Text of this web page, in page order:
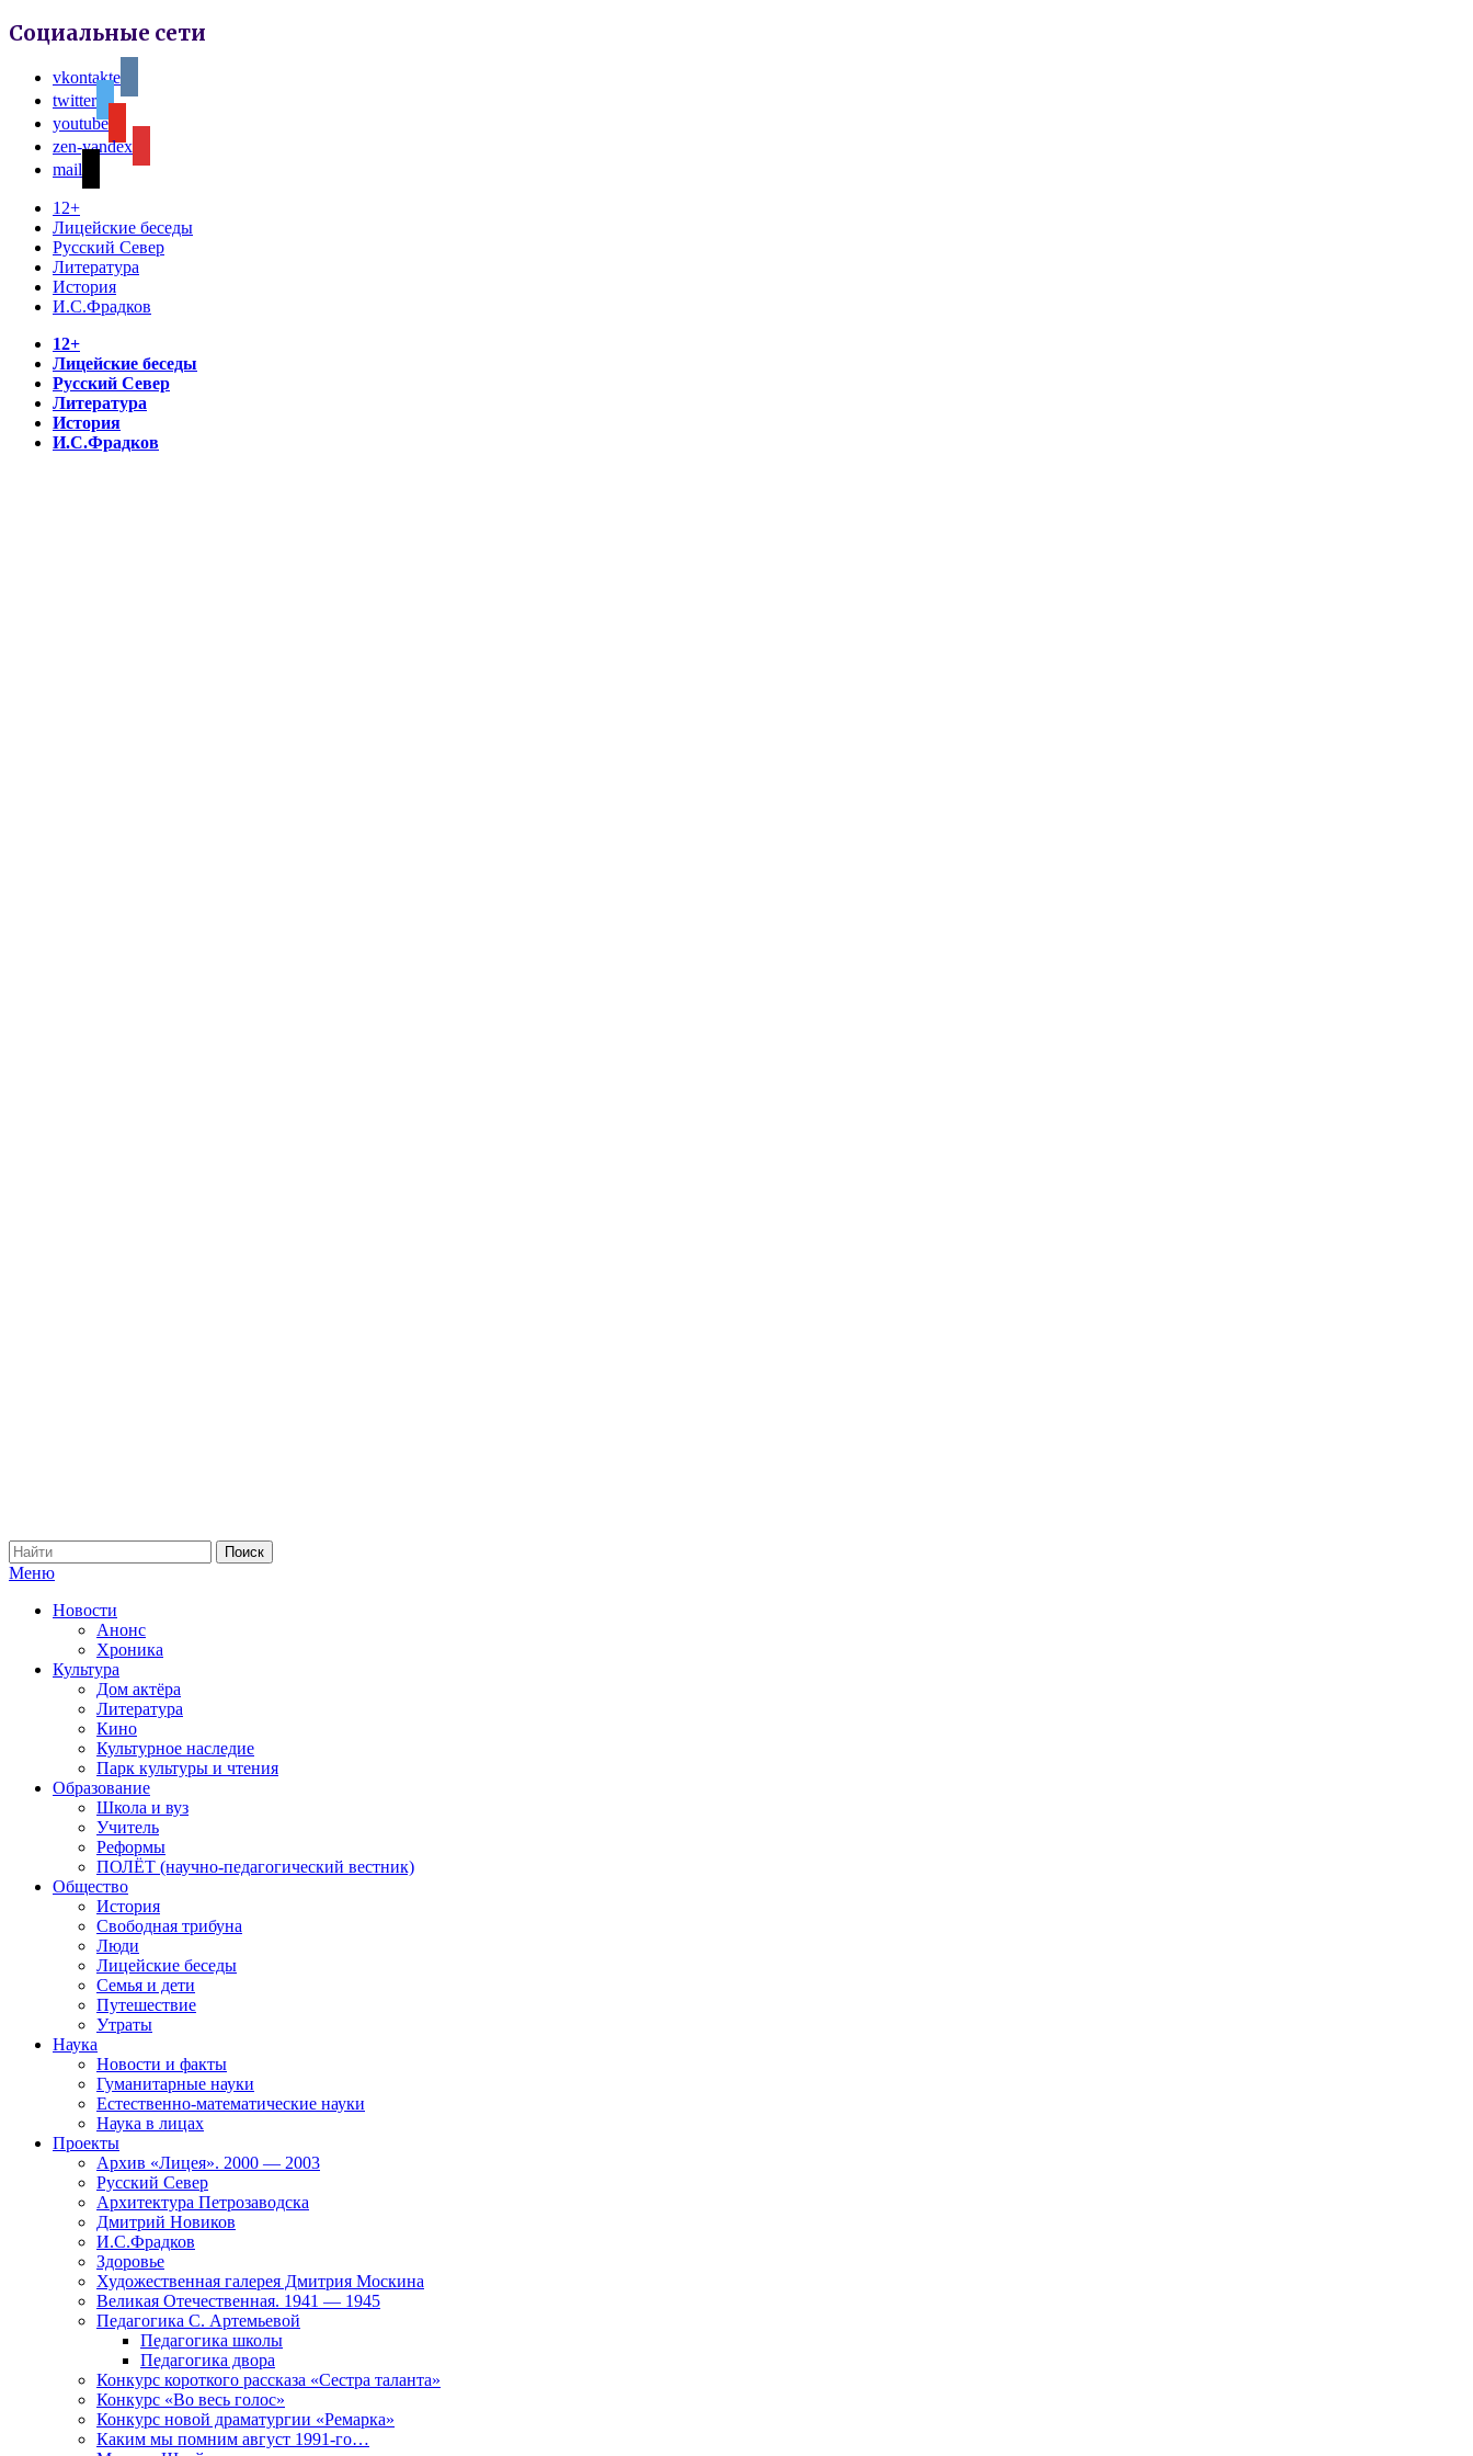
Социальные сети
vkontakte
twitter
youtube
zen-yandex
mail
12+
Лицейские беседы
Русский Север
Литература
История
И.С.Фрадков
12+
Лицейские беседы
Русский Север
Литература
История
И.С.Фрадков
Меню
Новости
Анонс
Хроника
Культура
Дом актёра
Литература
Кино
Культурное наследие
Парк культуры и чтения
Образование
Школа и вуз
Учитель
Реформы
ПОЛЁТ (научно-педагогический вестник)
Общество
История
Свободная трибуна
Люди
Лицейские беседы
Семья и дети
Путешествие
Утраты
Наука
Новости и факты
Гуманитарные науки
Естественно-математические науки
Наука в лицах
Проекты
Архив «Лицея». 2000 — 2003
Русский Север
Архитектура Петрозаводска
Дмитрий Новиков
И.С.Фрадков
Здоровье
Художественная галерея Дмитрия Москина
Великая Отечественная. 1941 — 1945
Педагогика С. Артемьевой
Педагогика школы
Педагогика двора
Конкурс короткого рассказа «Сестра таланта»
Конкурс «Во весь голос»
Конкурс новой драматургии «Ремарка»
Каким мы помним август 1991-го…